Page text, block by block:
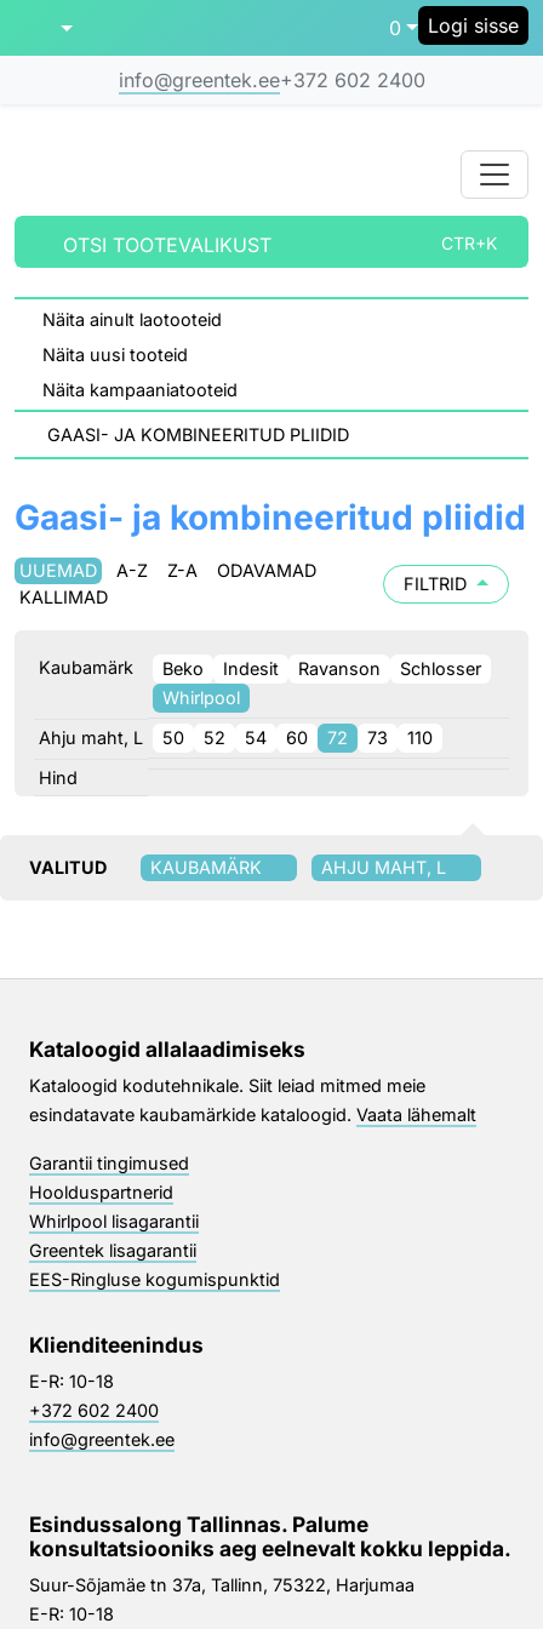
0 Logi sisse
info@greentek.ee+372 602 2400
OTSI TOOTEVALIKUST CTR+K
Näita ainult laotooteid
Näita uusi tooteid
Näita kampaaniatooteid
GAASI- JA KOMBINEERITUD PLIIDID
Gaasi- ja kombineeritud pliidid
UUEMAD A-Z Z-A
ODAVAMAD
KALLIMAD
FILTRID
Kaubamärk Beko Indesit Ravanson
Schlosser
Whirlpool
Ahju maht, L
50 52 54 60 72 73
110
Hind
VALITUD KAUBAMÄRK AHJU MAHT, L
Kataloogid allalaadimiseks
Kataloogid kodutehnikale. Siit leiad mitmed meie
esindatavate kaubamärkide kataloogid. Vaata lähemalt
Garantii tingimused
Hoolduspartnerid
Whirlpool lisagarantii
Greentek lisagarantii
EES-Ringluse kogumispunktid
Klienditeenindus
E-R: 10-18
+372 602 2400
info@greentek.ee
Esindussalong Tallinnas. Palume
konsultatsiooniks aeg eelnevalt kokku leppida.
Suur-Sõjamäe tn 37a, Tallinn, 75322, Harjumaa
E-R: 10-18